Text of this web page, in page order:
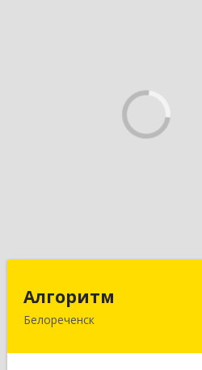
Алгоритм
Белореченск352630,